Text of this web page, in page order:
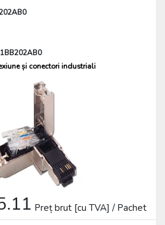
și conectori industriali
Preț brut [cu TVA] / Pachet